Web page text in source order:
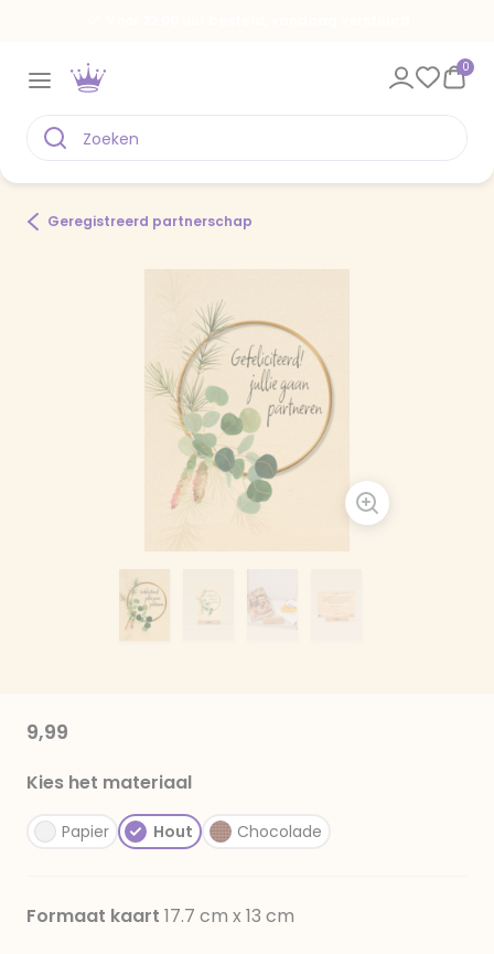
0
Geregistreerd partnerschap
9,99
Kies het materiaal
Papier Hout Chocolade
Formaat kaart 17.7 cm x 13 cm